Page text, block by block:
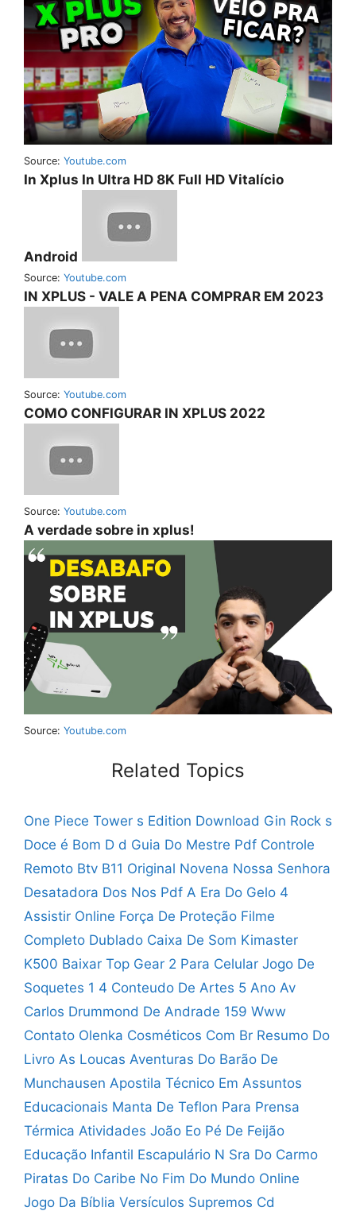
Source: Youtube.com
In Xplus In Ultra HD 8K Full HD Vitalício
Android
Source: Youtube.com
IN XPLUS - VALE A PENA COMPRAR EM 2023
Source: Youtube.com
COMO CONFIGURAR IN XPLUS 2022
Source: Youtube.com
A verdade sobre in xplus!
Source: Youtube.com
Related Topics
One Piece Tower s Edition Download Gin Rock s
Doce é Bom D d Guia Do Mestre Pdf Controle
Remoto Btv B11 Original Novena Nossa Senhora
Desatadora Dos Nos Pdf A Era Do Gelo 4
Assistir Online Força De Proteção Filme
Completo Dublado Caixa De Som Kimaster
K500 Baixar Top Gear 2 Para Celular Jogo De
Soquetes 1 4 Conteudo De Artes 5 Ano Av
Carlos Drummond De Andrade 159 Www
Contato Olenka Cosméticos Com Br Resumo Do
Livro As Loucas Aventuras Do Barão De
Munchausen Apostila Técnico Em Assuntos
Educacionais Manta De Teflon Para Prensa
Térmica Atividades João Eo Pé De Feijão
Educação Infantil Escapulário N Sra Do Carmo
Piratas Do Caribe No Fim Do Mundo Online
Jogo Da Bíblia Versículos Supremos Cd